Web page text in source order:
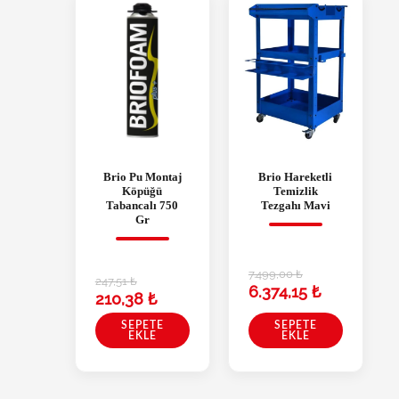
Brio Pu Montaj
Köpüğü
Tabancalı 750
Gr
247,51₺
210,38 ₺
SEPETE
EKLE
Brio Hareketli
Temizlik
Tezgahı Mavi
7.499,00₺
6.374,15 ₺
SEPETE
EKLE